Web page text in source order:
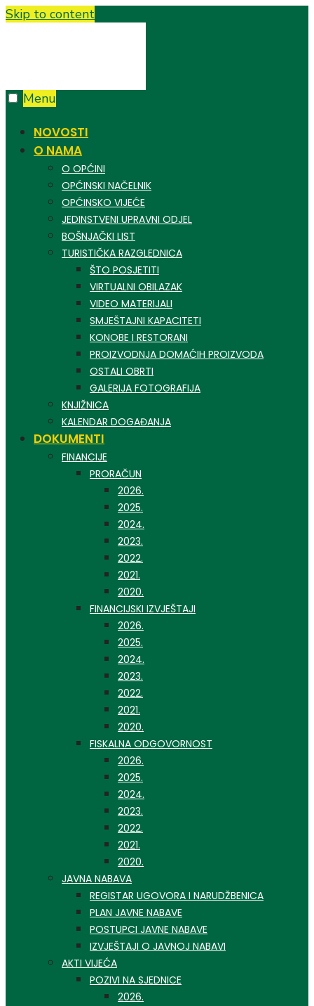
Skip to content
Menu
NOVOSTI
O NAMA
O OPĆINI
OPĆINSKI NAČELNIK
OPĆINSKO VIJEĆE
JEDINSTVENI UPRAVNI ODJEL
BOŠNJAČKI LIST
TURISTIČKA RAZGLEDNICA
ŠTO POSJETITI
VIRTUALNI OBILAZAK
VIDEO MATERIJALI
SMJEŠTAJNI KAPACITETI
KONOBE I RESTORANI
PROIZVODNJA DOMAĆIH PROIZVODA
OSTALI OBRTI
GALERIJA FOTOGRAFIJA
KNJIŽNICA
KALENDAR DOGAĐANJA
DOKUMENTI
FINANCIJE
PRORAČUN
2026.
2025.
2024.
2023.
2022.
2021.
2020.
FINANCIJSKI IZVJEŠTAJI
2026.
2025.
2024.
2023.
2022.
2021.
2020.
FISKALNA ODGOVORNOST
2026.
2025.
2024.
2023.
2022.
2021.
2020.
JAVNA NABAVA
REGISTAR UGOVORA I NARUDŽBENICA
PLAN JAVNE NABAVE
POSTUPCI JAVNE NABAVE
IZVJEŠTAJI O JAVNOJ NABAVI
AKTI VIJEĆA
POZIVI NA SJEDNICE
2026.